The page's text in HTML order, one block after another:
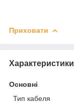
Приховати
Характеристики
Основні
Тип кабеля